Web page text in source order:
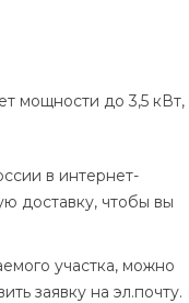
мощности до 3,5 кВт,
в интернет-
доставку, чтобы вы
участка, можно
заявку на эл.почту.